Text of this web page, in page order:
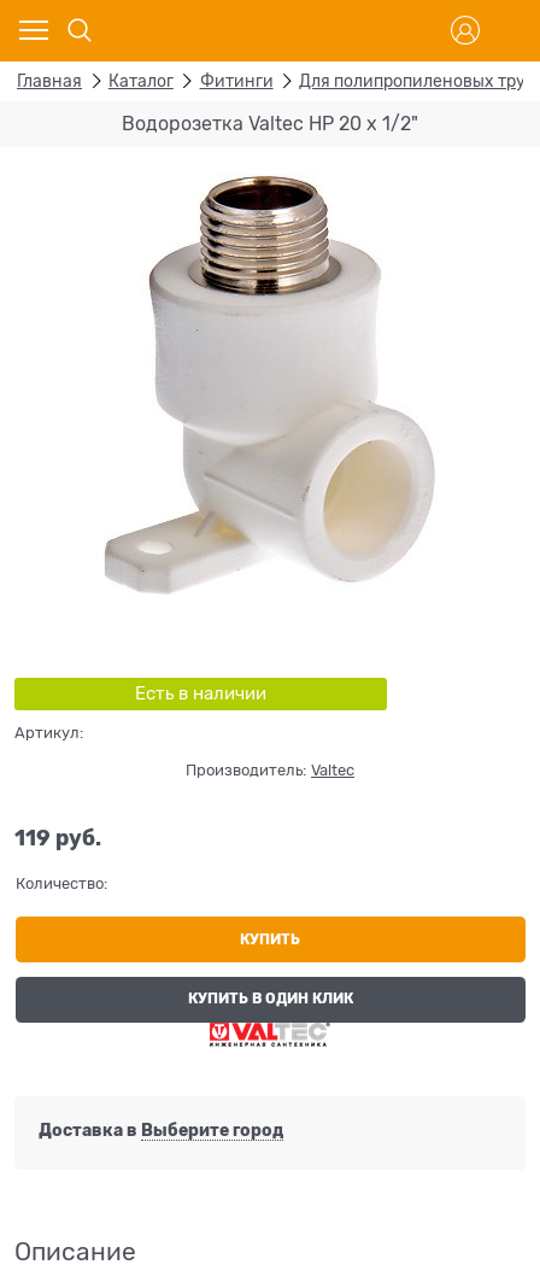
Главная Каталог Фитинги Для полипропиленовых труб
Водорозетка Valtec НР 20 х 1/2"
Есть в наличии
Артикул:
Производитель: Valtec
119 руб.
Количество:
КУПИТЬ
КУПИТЬ В ОДИН КЛИК
Доставка в Выберите город
Описание